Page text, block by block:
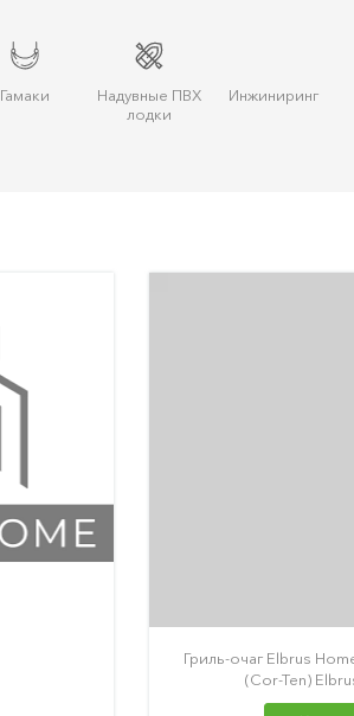
Гамаки
Надувные ПВХ
лодки
Инжиниринг
Гриль-очаг Elbrus
(Cor-Ten)